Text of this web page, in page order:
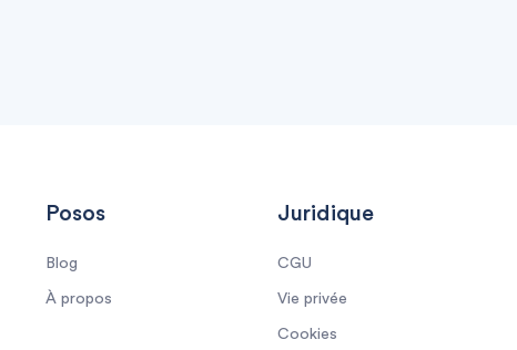
Posos
Blog
À propos
Juridique
CGU
Vie privée
Cookies